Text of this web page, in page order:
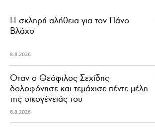
H σκληρή αλήθεια για τον Πάνο
Βλάχο
8.8.2026
Όταν ο Θεόφιλος Σεχίδης
δολοφόνησε και τεμάχισε πέντε μέλη
της οικογένειάς του
8.8.2026